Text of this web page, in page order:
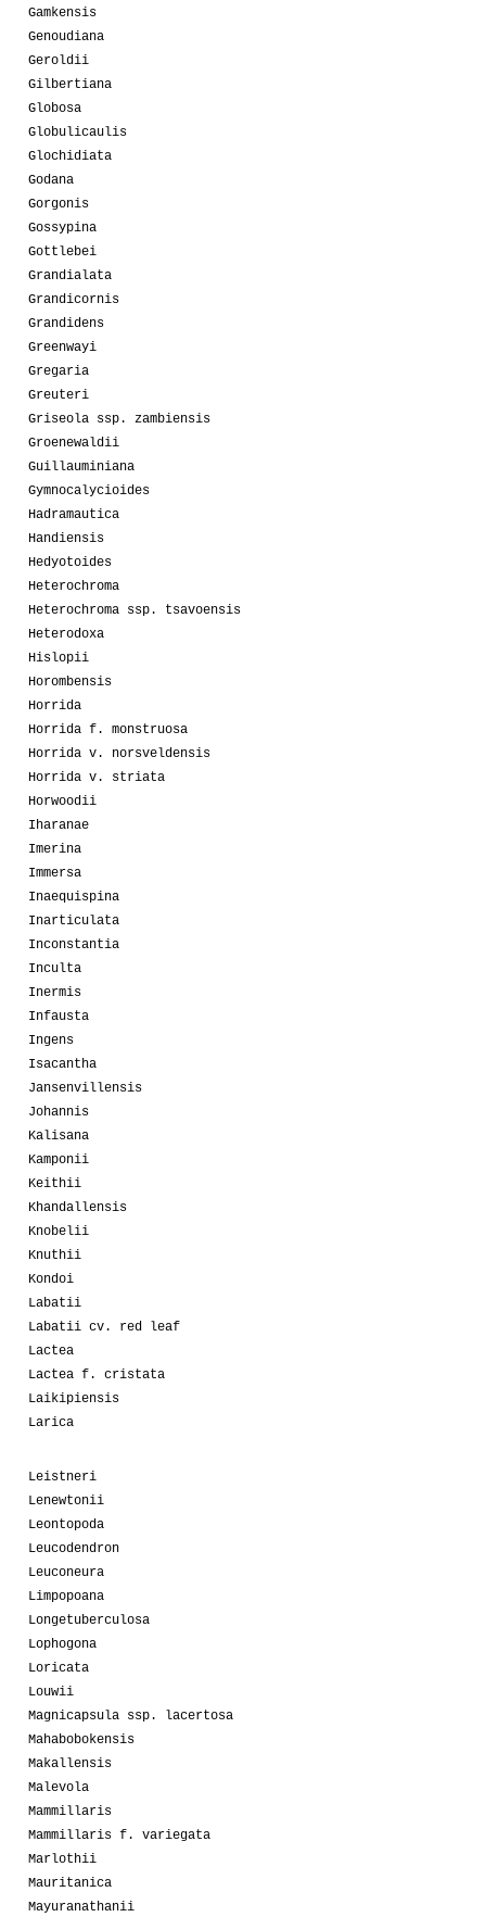
Gamkensis
Genoudiana
Geroldii
Gilbertiana
Globosa
Globulicaulis
Glochidiata
Godana
Gorgonis
Gossypina
Gottlebei
Grandialata
Grandicornis
Grandidens
Greenwayi
Gregaria
Greuteri
Griseola ssp. zambiensis
Groenewaldii
Guillauminiana
Gymnocalycioides
Hadramautica
Handiensis
Hedyotoides
Heterochroma
Heterochroma ssp. tsavoensis
Heterodoxa
Hislopii
Horombensis
Horrida
Horrida f. monstruosa
Horrida v. norsveldensis
Horrida v. striata
Horwoodii
Iharanae
Imerina
Immersa
Inaequispina
Inarticulata
Inconstantia
Inculta
Inermis
Infausta
Ingens
Isacantha
Jansenvillensis
Johannis
Kalisana
Kamponii
Keithii
Khandallensis
Knobelii
Knuthii
Kondoi
Labatii
Labatii cv. red leaf
Lactea
Lactea f. cristata
Laikipiensis
Larica
Leistneri
Lenewtonii
Leontopoda
Leucodendron
Leuconeura
Limpopoana
Longetuberculosa
Lophogona
Loricata
Louwii
Magnicapsula ssp. lacertosa
Mahabobokensis
Makallensis
Malevola
Mammillaris
Mammillaris f. variegata
Marlothii
Mauritanica
Mayuranathanii